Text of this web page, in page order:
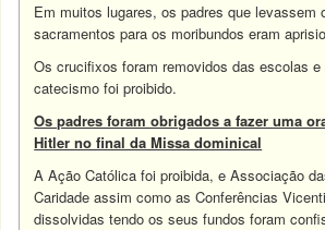
Em muitos lugares, os padres que levassem
sacramentos para os moribundos eram
Os crucifixos foram removidos das escolas e
catecismo foi proibido.
Os padres foram obrigados a fazer uma
Hitler no final da Missa dominical
A Ação Católica foi proibida, e Associação
Caridade assim como as Conferências
dissolvidas tendo os seus fundos foram